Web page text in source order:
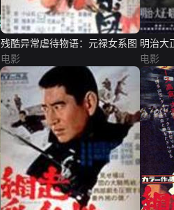
残酷异常虐待物语：元禄女系图
电影
明治大
电影